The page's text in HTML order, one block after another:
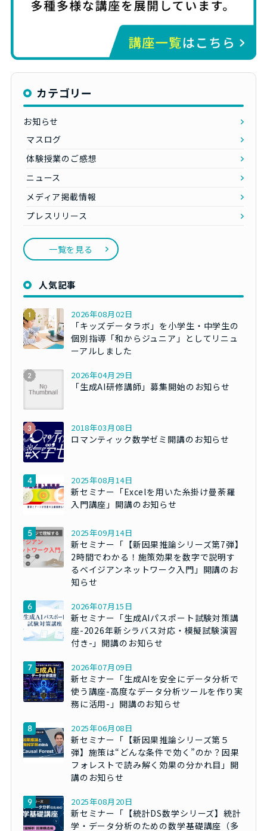
カテゴリー
お知らせ
マスログ
体験授業のご感想
ニュース
メディア掲載情報
プレスリリース
一覧を見る
人気記事
2026年08月02日
「キッズデータラボ」を小学生・中学生の
個別指導「和からジュニア」としてリニュ
ーアルしました
2026年04月29日
「生成AI研修講師」募集開始のお知らせ
2018年03月08日
ロマンティック数学ゼミ開講のお知らせ
2025年08月14日
新セミナー「Excelを用いた糸掛け曼荼羅
入門講座」開講のお知らせ
2025年09月14日
新セミナー「【新因果推論シリーズ第7弾】
2時間でわかる！施策効果を数字で説明す
るベイジアンネットワーク入門」開講のお
知らせ
2026年07月15日
新セミナー「生成AIパスポート試験対策講
座-2026年新シラバス対応・模擬試験演習
付き-」開講のお知らせ
2026年07月09日
新セミナー「生成AIを安全にデータ分析で
使う講座-高度なデータ分析ツールを作り実
務に活用-」開講のお知らせ
2025年06月08日
新セミナー「【新因果推論シリーズ第５
弾】施策は“どんな条件で効く”のか？因果
フォレストで読み解く効果の分かれ目」開
講のお知らせ
2025年08月20日
新セミナー「【統計DS数学シリーズ】統計
学・データ分析のための数学基礎講座（多